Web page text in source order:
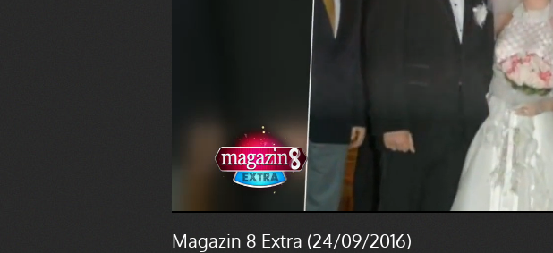
Magazin 8 Extra (24/09/2016)